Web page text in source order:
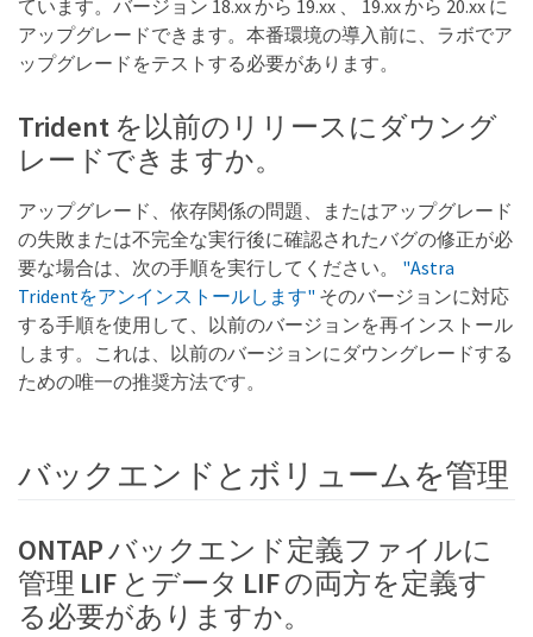
ています。バージョン 18.xx から 19.xx 、 19.xx から 20.xx に
アップグレードできます。本番環境の導入前に、ラボでア
ップグレードをテストする必要があります。
Trident を以前のリリースにダウング
レードできますか。
アップグレード、依存関係の問題、またはアップグレード
の失敗または不完全な実行後に確認されたバグの修正が必
要な場合は、次の手順を実行してください。 "Astra
Tridentをアンインストールします" そのバージョンに対応
する手順を使用して、以前のバージョンを再インストール
します。これは、以前のバージョンにダウングレードする
ための唯一の推奨方法です。
バックエンドとボリュームを管理
ONTAP バックエンド定義ファイルに
管理 LIF とデータ LIF の両方を定義す
る必要がありますか。